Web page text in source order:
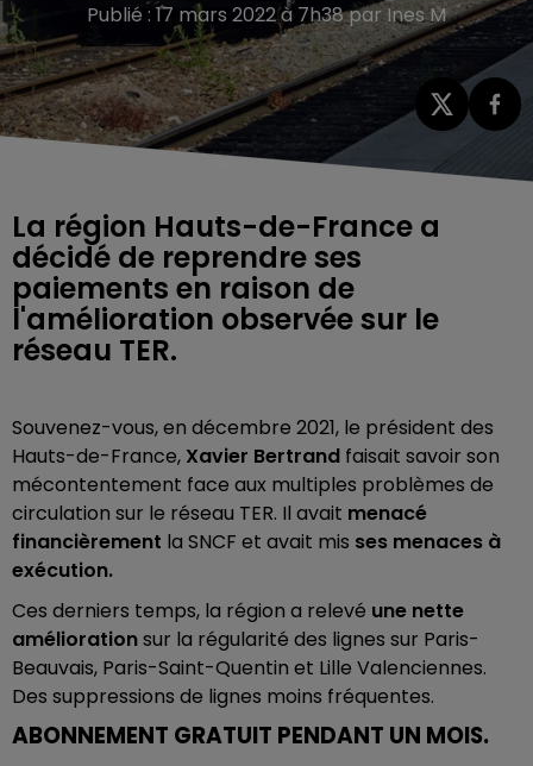
Publié : 17 mars 2022 à 7h38 par Ines M
La région Hauts-de-France a
décidé de reprendre ses
paiements en raison de
l'amélioration observée sur le
réseau TER.
Souvenez-vous, en décembre 2021, le président des
Hauts-de-France, Xavier Bertrand faisait savoir son
mécontentement face aux multiples problèmes de
circulation sur le réseau TER. Il avait menacé
financièrement la SNCF et avait mis ses menaces à
exécution.
Ces derniers temps, la région a relevé une nette
améliorationsur la régularité des lignes sur Paris-
Beauvais, Paris-Saint-Quentin et Lille Valenciennes.
Des suppressions de lignes moins fréquentes.
ABONNEMENT GRATUIT PENDANT UN MOIS.